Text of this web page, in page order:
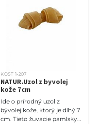
KOST 1-207
NATUR.Uzol z byvolej
kože 7cm
Ide o prírodný uzol z
bývolej kože, ktorý je dlhý 7
cm. Tieto žuvacie pamlsky